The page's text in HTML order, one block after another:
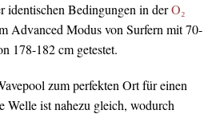
identischen Bedingungen in derO₂
Advanced Modus von Surfern mit 70-
178-182 cm getestet.
zum perfekten Ort für einen
Welle ist nahezu gleich, wodurch